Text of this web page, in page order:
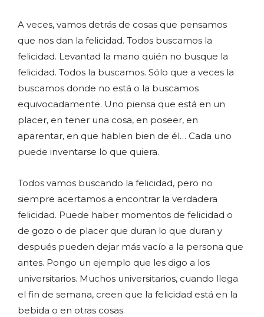
A veces, vamos detrás de cosas que pensamos
que nos dan la felicidad. Todos buscamos la
felicidad. Levantad la mano quién no busque la
felicidad. Todos la buscamos. Sólo que a veces la
buscamos donde no está o la buscamos
equivocadamente. Uno piensa que está en un
placer, en tener una cosa, en poseer, en
aparentar, en que hablen bien de él… Cada uno
puede inventarse lo que quiera.
Todos vamos buscando la felicidad, pero no
siempre acertamos a encontrar la verdadera
felicidad. Puede haber momentos de felicidad o
de gozo o de placer que duran lo que duran y
después pueden dejar más vacío a la persona que
antes. Pongo un ejemplo que les digo a los
universitarios. Muchos universitarios, cuando llega
el fin de semana, creen que la felicidad está en la
bebida o en otras cosas.